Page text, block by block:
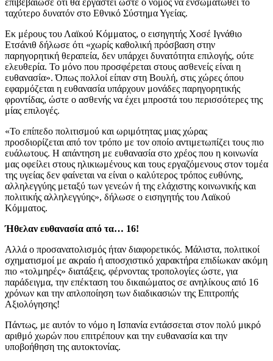
επιβεβαίωσε ότι θα εργαστεί ώστε ο νόμος να ενσωματωθεί το
ταχύτερο δυνατόν στο Εθνικό Σύστημα Υγείας.
Εκ μέρους του Λαϊκού Κόμματος, ο εισηγητής Χοσέ Ιγνάθιο
Ετσάνιθ δήλωσε ότι «χωρίς καθολική πρόσβαση στην
παρηγορητική θεραπεία, δεν υπάρχει δυνατότητα επιλογής, ούτε
ελευθερία. Το μόνο που προσφέρεται στους ασθενείς είναι η
ευθανασία». Όπως πολλοί είπαν στη Βουλή, στις χώρες όπου
εφαρμόζεται η ευθανασία υπάρχουν μονάδες παρηγορητικής
φροντίδας, ώστε ο ασθενής να έχει μπροστά του περισσότερες της
μίας επιλογές.
«Το επίπεδο πολιτισμού και ωριμότητας μιας χώρας
προσδιορίζεται από τον τρόπο με τον οποίο αντιμετωπίζει τους πιο
ευάλωτους. Η απάντηση με ευθανασία στο χρέος που η κοινωνία
μας οφείλει στους ηλικιωμένους και τους εργαζόμενους στον τομέα
της υγείας δεν φαίνεται να είναι ο καλύτερος τρόπος ευθύνης,
αλληλεγγύης μεταξύ των γενεών ή της ελάχιστης κοινωνικής και
πολιτικής αλληλεγγύης», δήλωσε ο εισηγητής του Λαϊκού
Κόμματος.
Ήθελαν ευθανασία από τα… 16!
Αλλά ο προσανατολισμός ήταν διαφορετικός. Μάλιστα, πολιτικοί
σχηματισμοί με ακραίο ή αποσχιστικό χαρακτήρα επιδίωκαν ακόμη
πιο «τολμηρές» διατάξεις, φέρνοντας τροπολογίες ώστε, για
παράδειγμα, την επέκταση του δικαιώματος σε ανηλίκους από 16
χρόνων και την απλοποίηση των διαδικασιών της Επιτροπής
Αξιολόγησης!
Πάντως, με αυτόν το νόμο η Ισπανία εντάσσεται στον πολύ μικρό
αριθμό χωρών που επιτρέπουν και την ευθανασία και την
υποβοήθηση της αυτοκτονίας.